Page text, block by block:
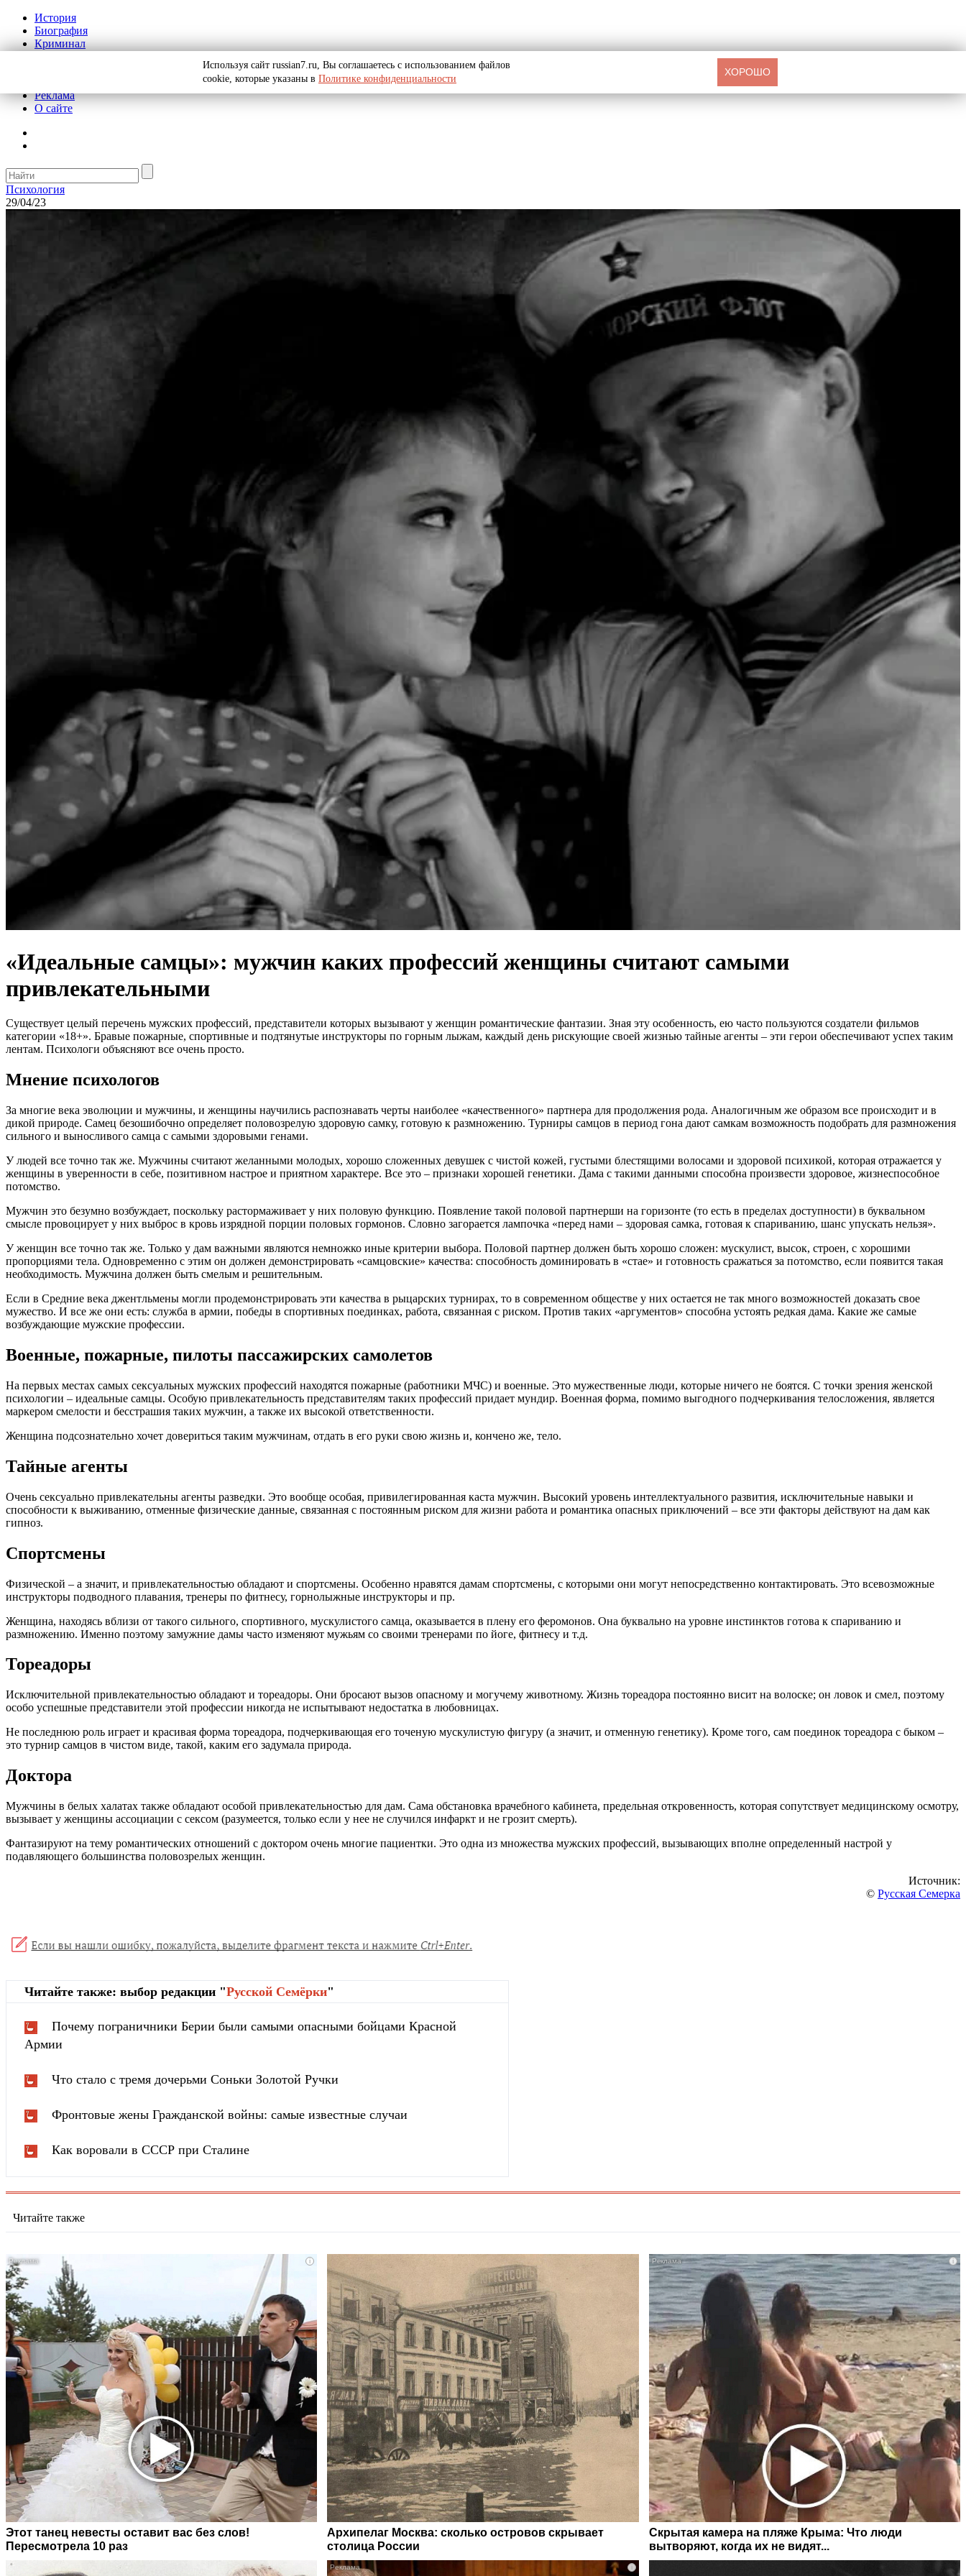
История
Биография
Криминал
Реклама
О сайте
Психология
29/04/23
«Идеальные самцы»: мужчин каких профессий женщины считают самыми
привлекательными
Существует целый перечень мужских профессий, представители которых вызывают у женщин романтические фантазии. Зная эту особенность, ею часто пользуются создатели фильмов
категории «18+». Бравые пожарные, спортивные и подтянутые инструкторы по горным лыжам, каждый день рискующие своей жизнью тайные агенты – эти герои обеспечивают успех таким
лентам. Психологи объясняют все очень просто.
Мнение психологов
За многие века эволюции и мужчины, и женщины научились распознавать черты наиболее «качественного» партнера для продолжения рода. Аналогичным же образом все происходит и в
дикой природе. Самец безошибочно определяет половозрелую здоровую самку, готовую к размножению. Турниры самцов в период гона дают самкам возможность подобрать для размножения
сильного и выносливого самца с самыми здоровыми генами.
У людей все точно так же. Мужчины считают желанными молодых, хорошо сложенных девушек с чистой кожей, густыми блестящими волосами и здоровой психикой, которая отражается у
женщины в уверенности в себе, позитивном настрое и приятном характере. Все это – признаки хорошей генетики. Дама с такими данными способна произвести здоровое, жизнеспособное
потомство.
Мужчин это безумно возбуждает, поскольку растормаживает у них половую функцию. Появление такой половой партнерши на горизонте (то есть в пределах доступности) в буквальном
смысле провоцирует у них выброс в кровь изрядной порции половых гормонов. Словно загорается лампочка «перед нами – здоровая самка, готовая к спариванию, шанс упускать нельзя».
У женщин все точно так же. Только у дам важными являются немножко иные критерии выбора. Половой партнер должен быть хорошо сложен: мускулист, высок, строен, с хорошими
пропорциями тела. Одновременно с этим он должен демонстрировать «самцовские» качества: способность доминировать в «стае» и готовность сражаться за потомство, если появится такая
необходимость. Мужчина должен быть смелым и решительным.
Если в Средние века джентльмены могли продемонстрировать эти качества в рыцарских турнирах, то в современном обществе у них остается не так много возможностей доказать свое
мужество. И все же они есть: служба в армии, победы в спортивных поединках, работа, связанная с риском. Против таких «аргументов» способна устоять редкая дама. Какие же самые
возбуждающие мужские профессии.
Военные, пожарные, пилоты пассажирских самолетов
На первых местах самых сексуальных мужских профессий находятся пожарные (работники МЧС) и военные. Это мужественные люди, которые ничего не боятся. С точки зрения женской
психологии – идеальные самцы. Особую привлекательность представителям таких профессий придает мундир. Военная форма, помимо выгодного подчеркивания телосложения, является
маркером смелости и бесстрашия таких мужчин, а также их высокой ответственности.
Женщина подсознательно хочет довериться таким мужчинам, отдать в его руки свою жизнь и, кончено же, тело.
Тайные агенты
Очень сексуально привлекательны агенты разведки. Это вообще особая, привилегированная каста мужчин. Высокий уровень интеллектуального развития, исключительные навыки и
способности к выживанию, отменные физические данные, связанная с постоянным риском для жизни работа и романтика опасных приключений – все эти факторы действуют на дам как
гипноз.
Спортсмены
Физической – а значит, и привлекательностью обладают и спортсмены. Особенно нравятся дамам спортсмены, с которыми они могут непосредственно контактировать. Это всевозможные
инструкторы подводного плавания, тренеры по фитнесу, горнолыжные инструкторы и пр.
Женщина, находясь вблизи от такого сильного, спортивного, мускулистого самца, оказывается в плену его феромонов. Она буквально на уровне инстинктов готова к спариванию и
размножению. Именно поэтому замужние дамы часто изменяют мужьям со своими тренерами по йоге, фитнесу и т.д.
Тореадоры
Исключительной привлекательностью обладают и тореадоры. Они бросают вызов опасному и могучему животному. Жизнь тореадора постоянно висит на волоске; он ловок и смел, поэтому
особо успешные представители этой профессии никогда не испытывают недостатка в любовницах.
Не последнюю роль играет и красивая форма тореадора, подчеркивающая его точеную мускулистую фигуру (а значит, и отменную генетику). Кроме того, сам поединок тореадора с быком –
это турнир самцов в чистом виде, такой, каким его задумала природа.
Доктора
Мужчины в белых халатах также обладают особой привлекательностью для дам. Сама обстановка врачебного кабинета, предельная откровенность, которая сопутствует медицинскому осмотру,
вызывает у женщины ассоциации с сексом (разумеется, только если у нее не случился инфаркт и не грозит смерть).
Фантазируют на тему романтических отношений с доктором очень многие пациентки. Это одна из множества мужских профессий, вызывающих вполне определенный настрой у
подавляющего большинства половозрелых женщин.
Источник:
© Русская Семерка
Читайте также: выбор редакции "Русской Cемёрки"
Почему пограничники Берии были самыми опасными бойцами Красной
Армии
Что стало с тремя дочерьми Соньки Золотой Ручки
Фронтовые жены Гражданской войны: самые известные случаи
Как воровали в СССР при Сталине
Читайте также
i
Этот танец невесты оставит вас без слов!
Пересмотрела 10 раз
Архипелаг Москва: сколько островов скрывает
столица России
i
Скрытая камера на пляже Крыма: Что люди
вытворяют, когда их не видят...
i
Используя сайт russian7.ru, Вы соглашаетесь с использованием файлов
cookie, которые указаны в Политике конфиденциальности
ХОРОШО